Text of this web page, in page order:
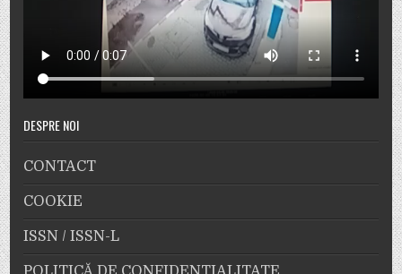
DESPRE NOI
CONTACT
COOKIE
ISSN / ISSN-L